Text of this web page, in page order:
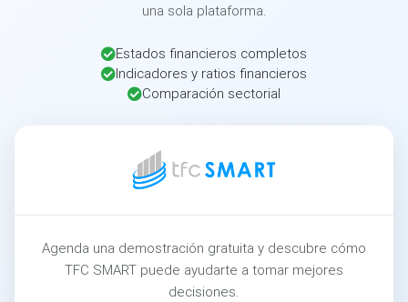
una sola plataforma.
Estados financieros completos
Indicadores y ratios financieros
Comparación sectorial
Agenda una demostración gratuita y descubre cómo
TFC SMART puede ayudarte a tomar mejores
decisiones.